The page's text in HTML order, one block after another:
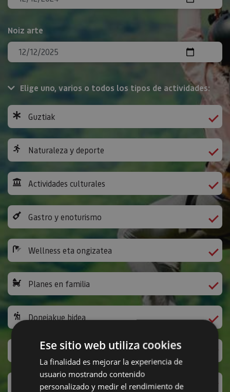
Noiz arte
Elige uno, varios o todos los tipos de actividades:
Guztiak
Naturaleza y deporte
Actividades culturales
Gastro y enoturismo
Wellness eta ongizatea
Planes en familia
Donejakue bidea
Jarduera ludikoak eta bestelakoak
Sanferminak
Ese sitio web utiliza cookies
La finalidad es mejorar la experiencia de
usuario mostrando contenido
personalizado y medir el rendimiento de